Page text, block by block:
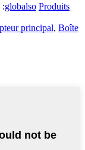
:globalso Produits
principal, Boîte